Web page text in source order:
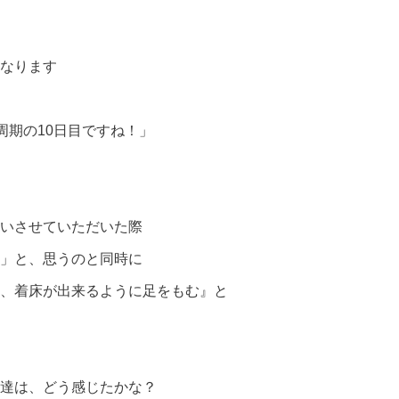
ります
の10日目ですね！」
させていただいた際
と、思うのと同時に
着床が出来るように足をもむ』と
は、どう感じたかな？